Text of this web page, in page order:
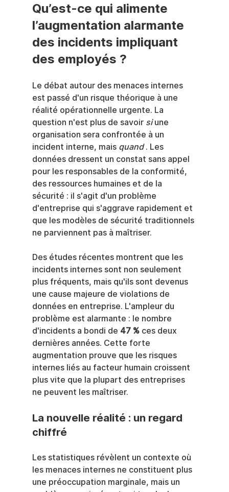
Qu’est-ce qui alimente
l’augmentation alarmante
des incidents impliquant
des employés ?
Le débat autour des menaces internes
est passé d'un risque théorique à une
réalité opérationnelle urgente. La
question n'est plus de savoir si une
organisation sera confrontée à un
incident interne, mais quand . Les
données dressent un constat sans appel
pour les responsables de la conformité,
des ressources humaines et de la
sécurité : il s'agit d'un problème
d'entreprise qui s'aggrave rapidement et
que les modèles de sécurité traditionnels
ne parviennent pas à maîtriser.
Des études récentes montrent que les
incidents internes sont non seulement
plus fréquents, mais qu'ils sont devenus
une cause majeure de violations de
données en entreprise. L'ampleur du
problème est alarmante : le nombre
d'incidents a bondi de 47 % ces deux
dernières années. Cette forte
augmentation prouve que les risques
internes liés au facteur humain croissent
plus vite que la plupart des entreprises
ne peuvent les maîtriser.
La nouvelle réalité : un regard
chiffré
Les statistiques révèlent un contexte où
les menaces internes ne constituent plus
une préoccupation marginale, mais un